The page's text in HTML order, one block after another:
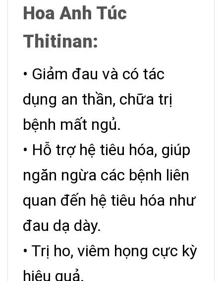
Hoa Anh Túc
Thitinan:
• Giảm đau và có tác
dụng an thần, chữa trị
bệnh mất ngủ.
• Hỗ trợ hệ tiêu hóa, giúp
ngăn ngừa các bệnh liên
quan đến hệ tiêu hóa như
đau dạ dày.
• Trị ho, viêm họng cực kỳ
hiệu quả.